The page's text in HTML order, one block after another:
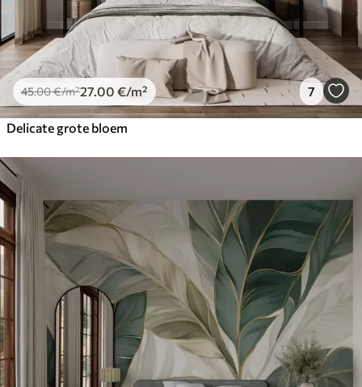
45.00€/m²27 .00 €/m² 7
Delicate grote bloem